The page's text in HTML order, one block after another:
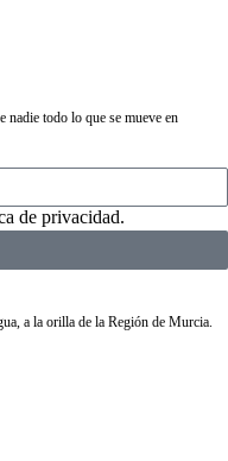
todo lo que se mueve en
de privacidad.
a la orilla de la Región de Murcia.